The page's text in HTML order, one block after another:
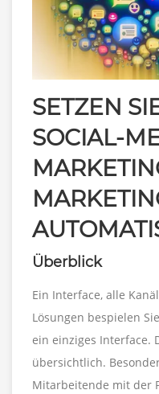
SETZEN
SOCIAL-
Überblick
Ein Interface, alle
Lösungen bespielen
ein einziges Interface.
übersichtlich.
Mitarbeitende mit der